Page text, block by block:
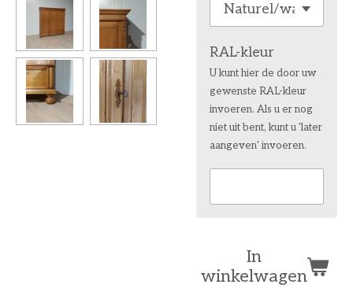
RAL-kleur
U kunt hier de door uw
gewenste RAL-kleur
invoeren. Als u er nog
niet uit bent, kunt u 'later
aangeven' invoeren.
In
winkelwagen